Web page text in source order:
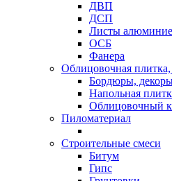
ДВП
ДСП
Листы
ОСБ
Фанера
Облицовочная плитка,
Бордюры,
Напольная
Облицовочный
Пиломатериал
Строительные смеси
Битум
Гипс